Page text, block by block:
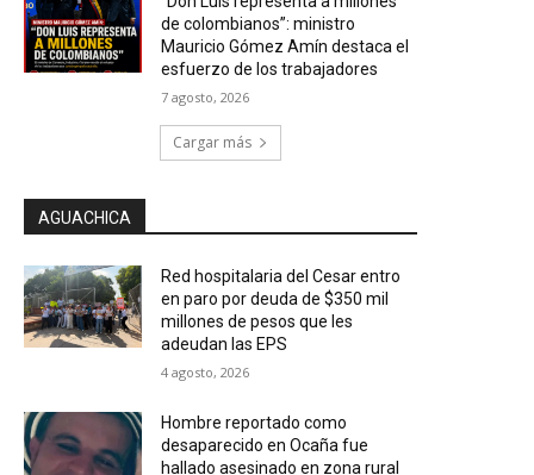
de colombianos”: ministro
Mauricio Gómez Amín destaca el
esfuerzo de los trabajadores
7 agosto, 2026
Cargar más
AGUACHICA
Red hospitalaria del Cesar entro
en paro por deuda de $350 mil
millones de pesos que les
adeudan las EPS
4 agosto, 2026
Hombre reportado como
desaparecido en Ocaña fue
hallado asesinado en zona rural